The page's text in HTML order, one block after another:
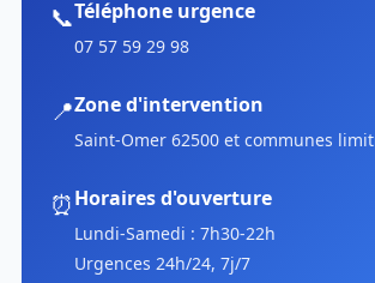
📞Téléphone urgence
07 57 59 29 98
📍Zone d'intervention
Saint-Omer 62500 et communes
⏰Horaires d'ouverture
Lundi-Samedi : 7h30-22h
Urgences 24h/24, 7j/7